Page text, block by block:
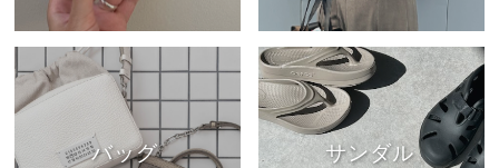
バッグ サンダル